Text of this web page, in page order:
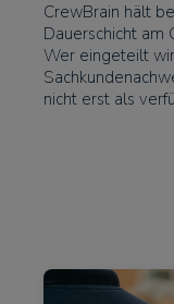
CrewBrain hält
Dauerschicht am
Wer eingeteilt
nicht erst als